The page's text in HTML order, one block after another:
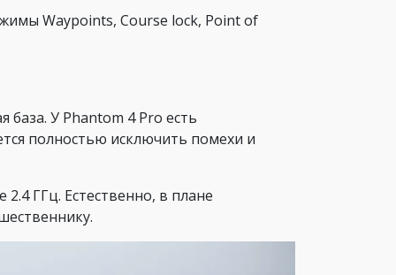
Waypoints, Course lock, Point of
У Phantom 4 Pro есть
полностью исключить помехи и
ГГц. Естественно, в плане